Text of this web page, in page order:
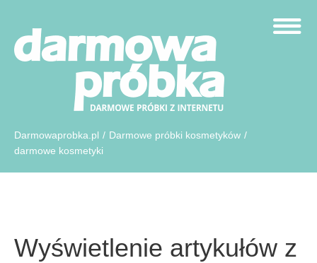
Darmowaprobka.pl / Darmowe próbki kosmetyków /
darmowe kosmetyki
Wyświetlenie artykułów z